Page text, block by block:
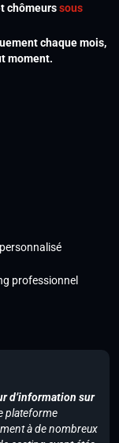
chômeurssous
chaque mois,
moment.
professionnel
d’information sur
plateforme
à de nombreux